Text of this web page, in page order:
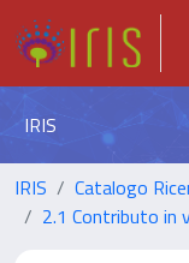
IRIS
IRIS Catalogo
2.1 Contributo in